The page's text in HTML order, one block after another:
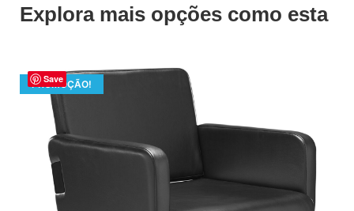
Explora mais opções como esta
Save
PROMOÇÃO!